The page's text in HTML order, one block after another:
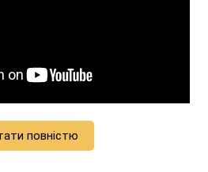
повністю